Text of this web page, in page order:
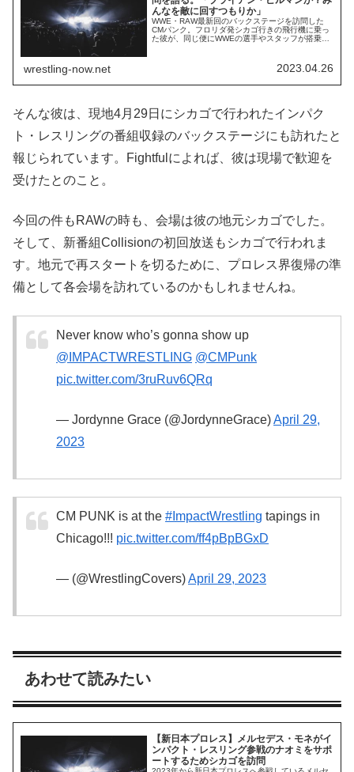
んなを敵に回すつもりか」
WWE・RAW最新回のバックステージを訪問した
CMパンク。フロリダ発シカゴ行きの飛行機に乗っ
た彼が、同じ便にWWEの選手やスタッフが搭乗し
彼の突然の行動に世界中のファンが困惑しまし
た。WWE殿堂入りレスラーのブッカーTは、自身
wrestling-now.net 2023.04.26
そんな彼は、現地4月29日にシカゴで行われたインパク
ト・レスリングの番組収録のバックステージにも訪れたと
報じられています。Fightfulによれば、彼は現場で歓迎を
受けたとのこと。
今回の件もRAWの時も、会場は彼の地元シカゴでした。
そして、新番組Collisionの初回放送もシカゴで行われま
す。地元で再スタートを切るために、プロレス界復帰の準
備として各会場を訪れているのかもしれませんね。
Never know who’s gonna show up
@IMPACTWRESTLING @CMPunk
pic.twitter.com/3ruRuv6QRq
— Jordynne Grace (@JordynneGrace)April 29,
2023
CM PUNK is at the #ImpactWrestling tapings in
Chicago!!! pic.twitter.com/ff4pBpBGxD
— (@WrestlingCovers)April 29, 2023
あわせて読みたい
【新日本プロレス】メルセデス・モネがイ
ンパクト・レスリング参戦のナオミをサポ
ートするためシカゴを訪問